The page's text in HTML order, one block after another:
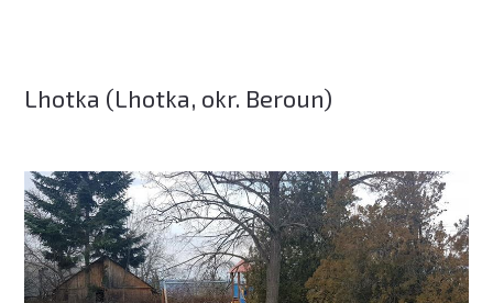
Lhotka (Lhotka, okr. Beroun)